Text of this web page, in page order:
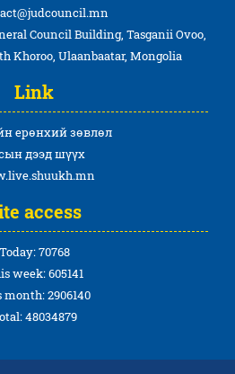
Council Building, Tasganii Ovoo,
Khoroo, Ulaanbaatar, Mongolia
Link
ерөнхий зөвлөл
дээд шүүх
access
Today: 70768
week: 605141
month: 2906140
48034879